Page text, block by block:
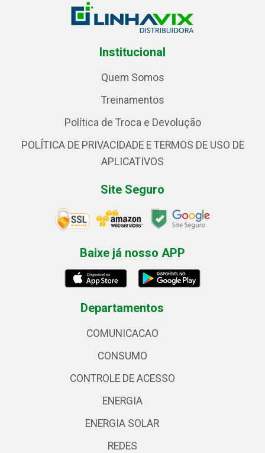
Institucional
Quem Somos
Treinamentos
Política de Troca e Devolução
POLÍTICA DE PRIVACIDADE E TERMOS DE USO DE
APLICATIVOS
Site Seguro
Baixe já nosso APP
Departamentos
COMUNICACAO
CONSUMO
CONTROLE DE ACESSO
ENERGIA
ENERGIA SOLAR
REDES